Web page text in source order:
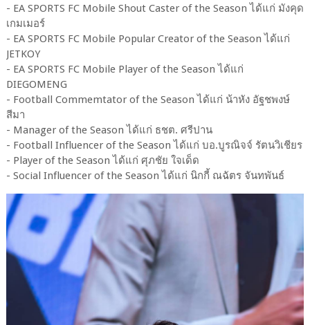
- EA SPORTS FC Mobile Shout Caster of the Season ได้แก่ มังคุด
เกมเมอร์
- EA SPORTS FC Mobile Popular Creator of the Season ได้แก่
JETKOY
- EA SPORTS FC Mobile Player of the Season ได้แก่
DIEGOMENG
- Football Commemtator of the Season ได้แก่ น้าหัง อัฐชพงษ์
สีมา
- Manager of the Season ได้แก่ ธชต. ศรีปาน
- Football Influencer of the Season ได้แก่ บอ.บูรณิจจ์ รัตนวิเชียร
- Player of the Season ได้แก่ ศุภชัย ใจเด็ด
- Social Influencer of the Season ได้แก่ นิกกี้ ณฉัตร จันทพันธ์